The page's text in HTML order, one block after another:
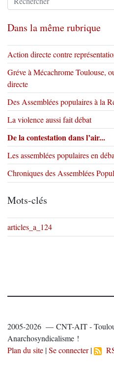
Dans la même rubrique
Action directe contre
Gréve à Mécachrome Toulouse,
directe
Des Assemblées populaires à la
La violence aussi fait débat
De la contestation dans l’air...
Les assemblées populaires en
Chroniques des Assemblées
Mots-clés
articles_a_124
2005-2026 — CNT-AIT -
Anarchosyndicalisme !
Plan du site |Se connecter|